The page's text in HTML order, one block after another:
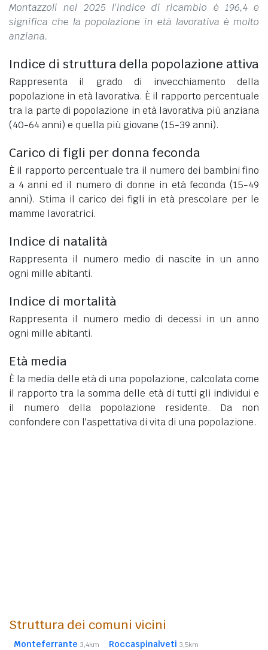
Montazzoli nel 2025 l'indice di ricambio è 196,4 e
significa che la popolazione in età lavorativa è molto
anziana.
Indice di struttura della popolazione attiva
Rappresenta il grado di invecchiamento della
popolazione in età lavorativa. È il rapporto percentuale
tra la parte di popolazione in età lavorativa più anziana
(40-64 anni) e quella più giovane (15-39 anni).
Carico di figli per donna feconda
È il rapporto percentuale tra il numero dei bambini fino
a 4 anni ed il numero di donne in età feconda (15-49
anni). Stima il carico dei figli in età prescolare per le
mamme lavoratrici.
Indice di natalità
Rappresenta il numero medio di nascite in un anno
ogni mille abitanti.
Indice di mortalità
Rappresenta il numero medio di decessi in un anno
ogni mille abitanti.
Età media
È la media delle età di una popolazione, calcolata come
il rapporto tra la somma delle età di tutti gli individui e
il numero della popolazione residente. Da non
confondere con l'aspettativa di vita di una popolazione.
Struttura dei comuni vicini
Monteferrante 3,4km Roccaspinalveti 3,5km